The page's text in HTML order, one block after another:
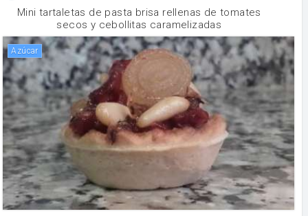
Mini tartaletas de pasta brisa rellenas de tomates
secos y cebollitas caramelizadas
Azúcar